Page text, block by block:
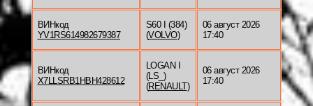
ВИНкод
YV1RS614982679387
S60 I (384)
(VOLVO)
06 август 2026
17:40
ВИНкод
X7LLSRB1HBH428612
LOGAN I
(LS_)
(RENAULT)
06 август 2026
17:40